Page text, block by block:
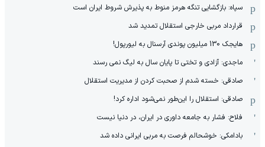
سپاه: بازگشایی تنگه هرمز منوط به پذیرش شروط ایران است
قرارداد مربی خارجی استقلال تمدید شد
هایجک 130 میلیون پوندی آرسنال به لیورپول!
ماجدی: آزادی و تختی تا پایان سال به لیگ نمی رسند
صادقی: خسته شدم از صحبت کردن از مدیریت استقلال
صادقی: استقلال را این‌طور نمی‌شود اداره کرد!
فلاح: فشار به جامعه داوری در ایران، در دنیا نیست
بادامکی: خوشحالم فرصت به مربی ایرانی داده شد